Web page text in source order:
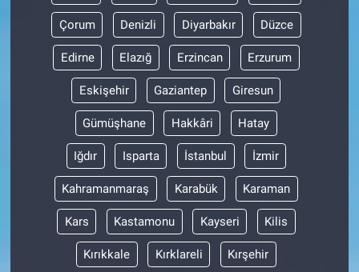
Çorum Denizli Diyarbakır Düzce
Edirne Elazığ Erzincan Erzurum
Eskişehir Gaziantep Giresun
Gümüşhane Hakkâri Hatay
Iğdır Isparta İstanbul İzmir
Kahramanmaraş Karabük Karaman
Kars Kastamonu Kayseri Kilis
Kırıkkale Kırklareli Kırşehir